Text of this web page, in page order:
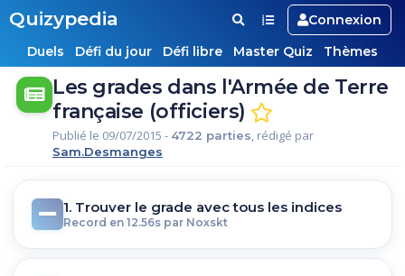
Quizypedia
Connexion
Duels
Défi du jour Défi libre Master Quiz Thèmes
Les grades dans l'Armée de Terre
française (officiers)
Publié le 09/07/2015 - 4722 parties, rédigé par
Sam.Desmanges
1. Trouver le grade avec tous les indices
Record en 12.56s par Noxskt